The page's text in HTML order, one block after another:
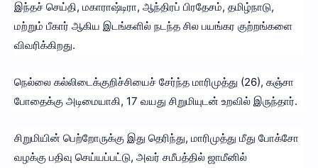
இந்தச் செய்தி, மகாராஷ்டிரா, ஆந்திரப் பிரதேசம், தமிழ்நாடு,
மற்றும் பீகார் ஆகிய இடங்களில் நடந்த சில பயங்கர குற்றங்களை
விவரிக்கிறது.
நெல்லை கல்லிடைக்குறிச்சியைச் சேர்ந்த மாரிமுத்து (26), கஞ்சா
போதைக்கு அடிமையாகி, 17 வயது சிறுமியுடன் உறவில் இருந்தார்.
சிறுமியின் பெற்றோருக்கு இது தெரிந்து, மாரிமுத்து மீது போக்சோ
வழக்கு பதிவு செய்யப்பட்டு, அவர் சமீபத்தில் ஜாமீனில்